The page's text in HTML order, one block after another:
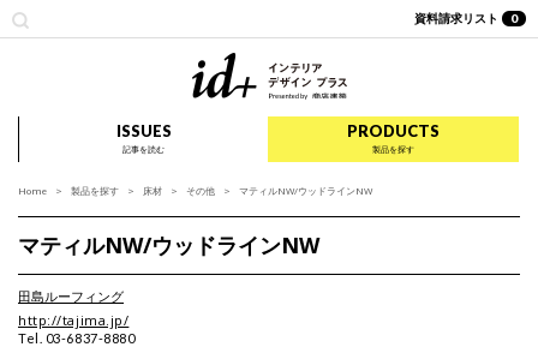
資料請求リスト 0
ISSUES
記事を読む
PRODUCTS
製品を探す
Home 製品を探す 床材 その他 マティルNW/ウッドラインNW
マティルNW/ウッドラインNW
田島ルーフィング
http://tajima.jp/
Tel. 03-6837-8880